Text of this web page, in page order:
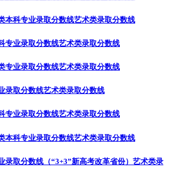
本科专业录取分数线艺术类录取分数线
专业录取分数线艺术类录取分数线
专业录取分数线艺术类录取分数线
录取分数线艺术类录取分数线
专业录取分数线艺术类录取分数线
本科专业录取分数线艺术类录取分数线
取分数线（“3+3”新高考改革省份） 艺术类录